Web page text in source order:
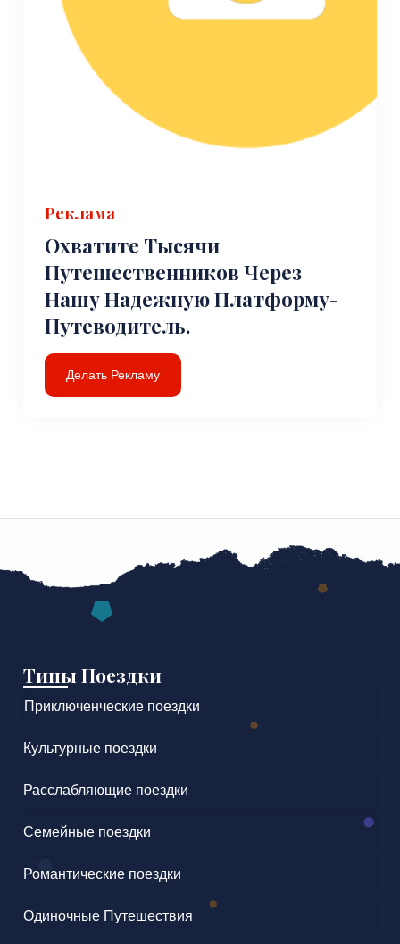
Реклама
Охватите Тысячи
Путешественников Через
Нашу Надежную Платформу-
Путеводитель.
Делать Рекламу
Типы Поездки
Приключенческие поездки
Культурные поездки
Расслабляющие поездки
Семейные поездки
Романтические поездки
Одиночные Путешествия